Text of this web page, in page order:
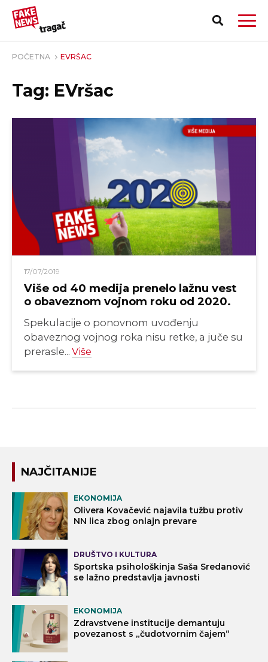
PRIJAVI LAŽNU VEST!
POČETNA EVRŠAC
Tag: EVršac
17/07/2019
Više od 40 medija prenelo lažnu vest
o obaveznom vojnom roku od 2020.
Spekulacije o ponovnom uvođenju
obaveznog vojnog roka nisu retke, a juče su
prerasle... Više
NAJČITANIJE
EKONOMIJA
Olivera Kovačević najavila tužbu protiv
NN lica zbog onlajn prevare
DRUŠTVO I KULTURA
Sportska psihološkinja Saša Sredanović
se lažno predstavlja javnosti
EKONOMIJA
Zdravstvene institucije demantuju
povezanost s „čudotvornim čajem“